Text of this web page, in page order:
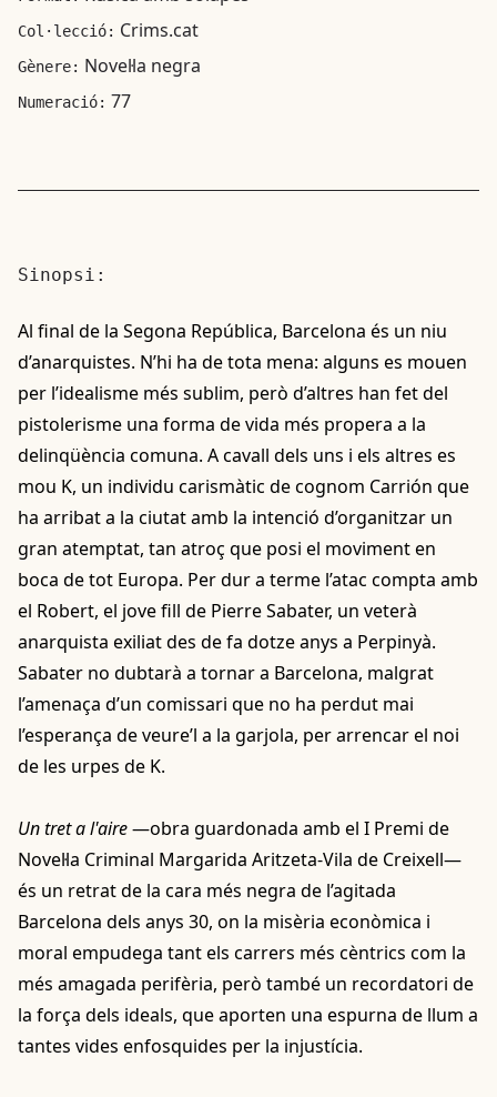
Col·lecció: Crims.cat
Gènere: Novel·la negra
Numeració: 77
Sinopsi:
Al final de la Segona República, Barcelona és un niu
d’anarquistes. N’hi ha de tota mena: alguns es mouen
per l’idealisme més sublim, però d’altres han fet del
pistolerisme una forma de vida més propera a la
delinqüència comuna. A cavall dels uns i els altres es
mou K, un individu carismàtic de cognom Carrión que
ha arribat a la ciutat amb la intenció d’organitzar un
gran atemptat, tan atroç que posi el moviment en
boca de tot Europa. Per dur a terme l’atac compta amb
el Robert, el jove fill de Pierre Sabater, un veterà
anarquista exiliat des de fa dotze anys a Perpinyà.
Sabater no dubtarà a tornar a Barcelona, malgrat
l’amenaça d’un comissari que no ha perdut mai
l’esperança de veure’l a la garjola, per arrencar el noi
de les urpes de K.
Un tret a l'aire—obra guardonada amb el I Premi de
Novel·la Criminal Margarida Aritzeta-Vila de Creixell—
és un retrat de la cara més negra de l’agitada
Barcelona dels anys 30, on la misèria econòmica i
moral empudega tant els carrers més cèntrics com la
més amagada perifèria, però també un recordatori de
la força dels ideals, que aporten una espurna de llum a
tantes vides enfosquides per la injustícia.